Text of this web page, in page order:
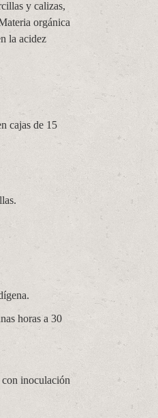
y calizas,
orgánica
la acidez
cajas de 15
horas a 30
inoculación